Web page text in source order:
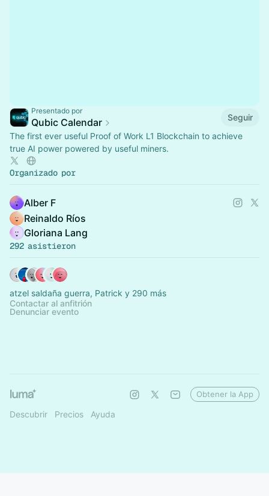
Presentado por
Qubic Calendar
Seguir
The first ever useful Proof of Work L1 Blockchain to achieve
true AI power powered by useful miners.
Organizado por
Alber F
Reinaldo Ríos
Gloriana Lang
292 asistieron
atzel saldaña guerra, Patrick y 290 más
Contactar al anfitrión
Denunciar evento
Descubrir Precios Ayuda
Obtener la App